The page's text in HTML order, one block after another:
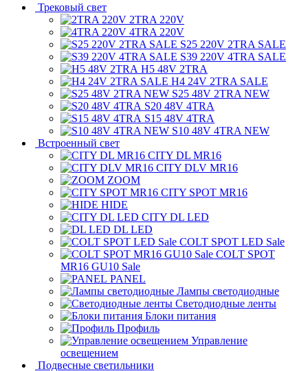
Трековый свет
2TRA 220V
4TRA 220V
S25 220V 2TRA SALE
S39 220V 4TRA SALE
H5 48V 2TRA
H4 24V 2TRA SALE
S25 48V 2TRA NEW
S20 48V 4TRA
S15 48V 4TRA
S10 48V 4TRA NEW
Встроенный свет
CITY DL MR16
CITY DLV MR16
ZOOM
CITY SPOT MR16
HIDE
CITY DL LED
DL LED
COLT SPOT LED Sale
COLT SPOT
MR16 GU10 Sale
PANEL
Лампы светодиодные
Светодиодные ленты
Блоки питания
Профиль
Управление
освещением
Подвесные светильники